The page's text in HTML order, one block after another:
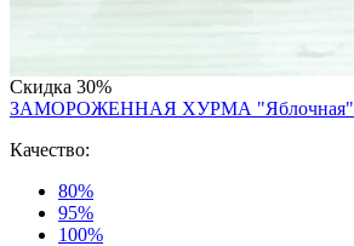
Скидка 30%
ЗАМОРОЖЕННАЯ ХУРМА "Яблочная"
Качество:
80%
95%
100%